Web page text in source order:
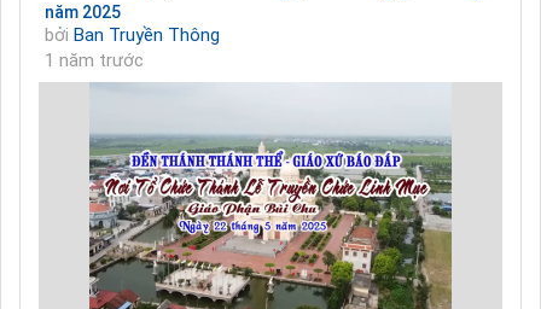
năm 2025
bởi Ban Truyền Thông
1 năm trước